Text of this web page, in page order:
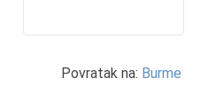
Povratak na: Burme